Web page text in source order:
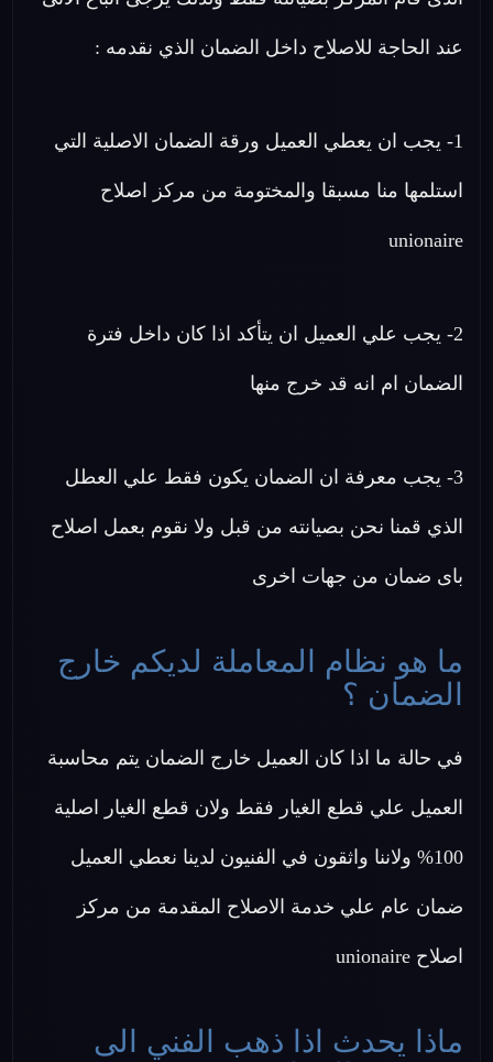
عند الحاجة للاصلاح داخل الضمان الذي نقدمه :
1- يجب ان يعطي العميل ورقة الضمان الاصلية التي
استلمها منا مسبقا والمختومة من مركز اصلاح
unionaire
2- يجب علي العميل ان يتأكد اذا كان داخل فترة
الضمان ام انه قد خرج منها
3- يجب معرفة ان الضمان يكون فقط علي العطل
الذي قمنا نحن بصيانته من قبل ولا نقوم بعمل اصلاح
باى ضمان من جهات اخرى
ما هو نظام المعاملة لديكم خارج
الضمان ؟
في حالة ما اذا كان العميل خارج الضمان يتم محاسبة
العميل علي قطع الغيار فقط ولان قطع الغيار اصلية
100% ولاننا واثقون في الفنيون لدينا نعطي العميل
ضمان عام علي خدمة الاصلاح المقدمة من مركز
اصلاح unionaire
ماذا يحدث اذا ذهب الفني الى